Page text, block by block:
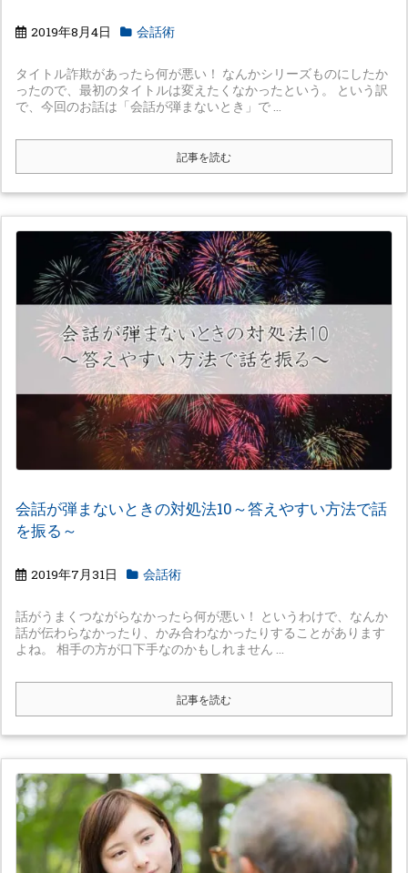
2019年8月4日 会話術
タイトル詐欺があったら何が悪い！ なんかシリーズものにしたか
ったので、最初のタイトルは変えたくなかったという。 という訳
で、今回のお話は「会話が弾まないとき」で ...
記事を読む
会話が弾まないときの対処法10～答えやすい方法で話
を振る～
2019年7月31日 会話術
話がうまくつながらなかったら何が悪い！ というわけで、なんか
話が伝わらなかったり、かみ合わなかったりすることがあります
よね。 相手の方が口下手なのかもしれません ...
記事を読む